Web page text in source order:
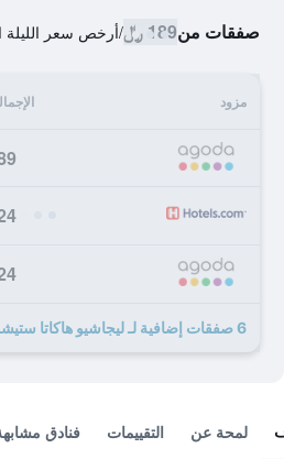
صفقات من189 ﷼ /أرخص سعر الليلة
مزود
6 صفقات إضافية لـ ليجاشيو هاكاتا ستيشن إيست
لمحة عن التقييمات فنادق